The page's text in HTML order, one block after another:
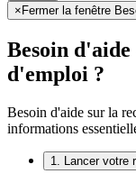
× Fermer la fenêtre
Besoin
d'emploi ?
Besoin d'aide sur la
informations
1. Lancer votre